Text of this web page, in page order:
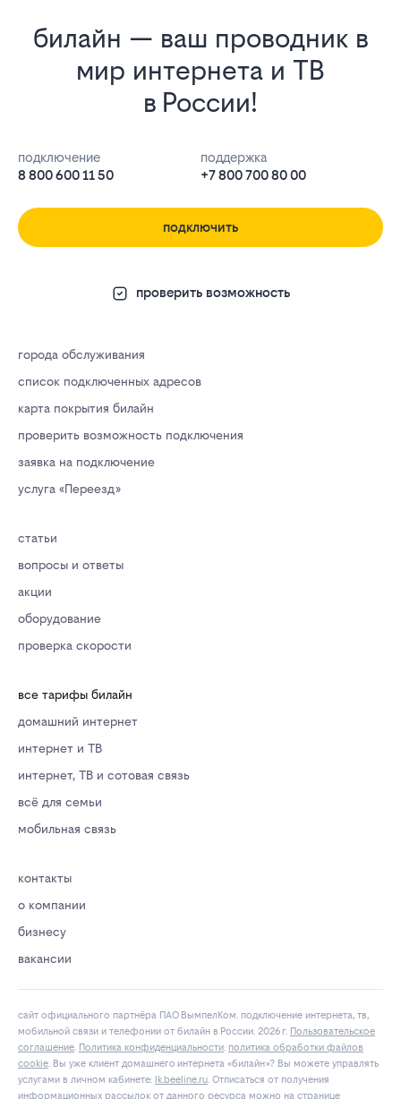
билайн — ваш проводник в
мир интернета и ТВ
в России!
подключение
8 800 600 11 50
поддержка
+7 800 700 80 00
подключить
проверить возможность
города обслуживания
список подключенных адресов
карта покрытия билайн
проверить возможность подключения
заявка на подключение
услуга «Переезд»
статьи
вопросы и ответы
акции
оборудование
проверка скорости
все тарифы билайн
домашний интернет
интернет и ТВ
интернет, ТВ и сотовая связь
всё для семьи
мобильная связь
контакты
о компании
бизнесу
вакансии
сайт официального партнёра ПАО ВымпелКом. подключение интернета, тв,
мобильной связи и телефонии от билайн в России. 2026 г. Пользовательское
соглашение. Политика конфиденциальности. политика обработки файлов
cookie. Вы уже клиент домашнего интернета «билайн»? Вы можете управлять
услугами в личнoм кaбинeтe: lk.bееlinе.ru. Отписаться от получения
информационных рассылок от данного ресурса можно на странице